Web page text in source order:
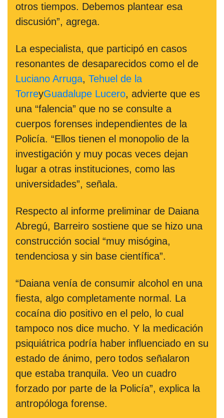
otros tiempos. Debemos plantear esa
discusión”, agrega.
La especialista, que participó en casos
resonantes de desaparecidos como el de
Luciano Arruga, Tehuel de la
TorreyGuadalupe Lucero, advierte que es
una “falencia” que no se consulte a
cuerpos forenses independientes de la
Policía. “Ellos tienen el monopolio de la
investigación y muy pocas veces dejan
lugar a otras instituciones, como las
universidades”, señala.
Respecto al informe preliminar de Daiana
Abregú, Barreiro sostiene que se hizo una
construcción social “muy misógina,
tendenciosa y sin base científica”.
“Daiana venía de consumir alcohol en una
fiesta, algo completamente normal. La
cocaína dio positivo en el pelo, lo cual
tampoco nos dice mucho. Y la medicación
psiquiátrica podría haber influenciado en su
estado de ánimo, pero todos señalaron
que estaba tranquila. Veo un cuadro
forzado por parte de la Policía”, explica la
antropóloga forense.